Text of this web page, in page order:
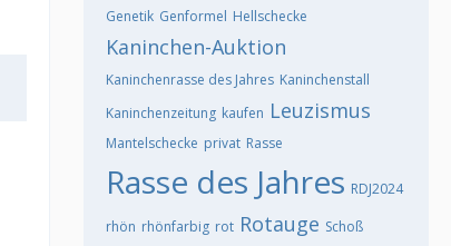
Genetik Genformel Hellschecke
Kaninchen-Auktion
Kaninchenrasse des Jahres Kaninchenstall
Kaninchenzeitung kaufen Leuzismus
Mantelschecke privat Rasse
Rasse des Jahres RDJ2024
rhön rhönfarbig rot Rotauge Schoß